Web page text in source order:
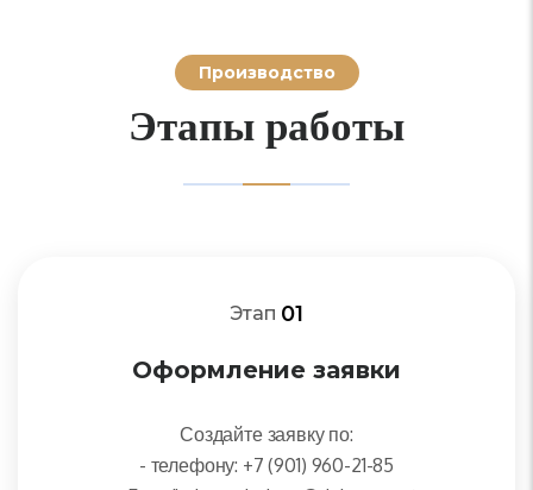
Производство
Этапы работы
Этап 01
Оформление заявки
Создайте заявку по:
- телефону: +7 (901) 960-21-85